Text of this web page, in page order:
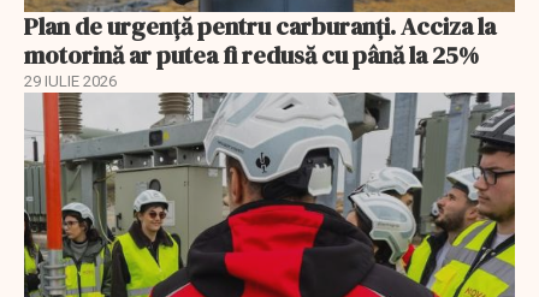
Plan de urgență pentru carburanți. Acciza la
motorină ar putea fi redusă cu până la 25%
29 IULIE 2026
EXCLUSIV